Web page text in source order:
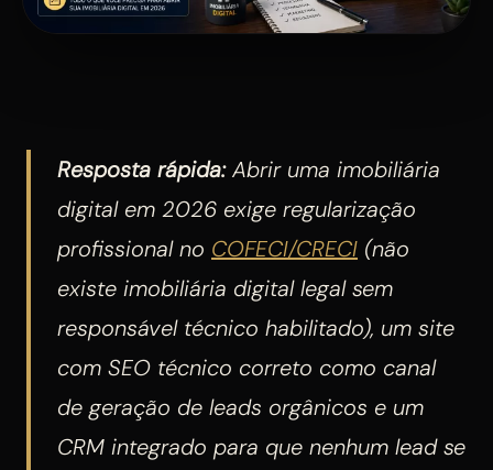
Resposta rápida:Abrir uma imobiliária
digital em 2026 exige regularização
profissional no COFECI/CRECI (não
existe imobiliária digital legal sem
responsável técnico habilitado), um site
com SEO técnico correto como canal
de geração de leads orgânicos e um
CRM integrado para que nenhum lead se